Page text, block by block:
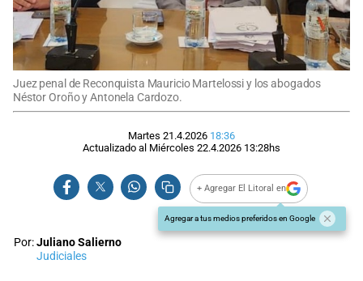
Juez penal de Reconquista Mauricio Martelossi y los abogados
Néstor Oroño y Antonela Cardozo.
Martes 21.4.2026 18:36
Actualizado al Miércoles 22.4.2026 13:28hs
+ Agregar El Litoral en
Agregar a tus medios preferidos en Google
Por:Juliano Salierno
Judiciales